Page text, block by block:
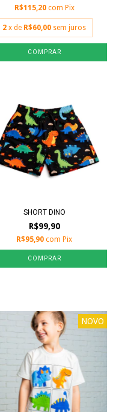
R$115,20 com Pix
2 x de R$60,00 sem juros
COMPRAR
SHORT DINO
R$99,90
R$95,90 com Pix
COMPRAR
NOVO